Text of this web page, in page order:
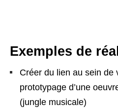
Exemples de
Créer du lien au sein de
prototypage d’une
(jungle musicale)